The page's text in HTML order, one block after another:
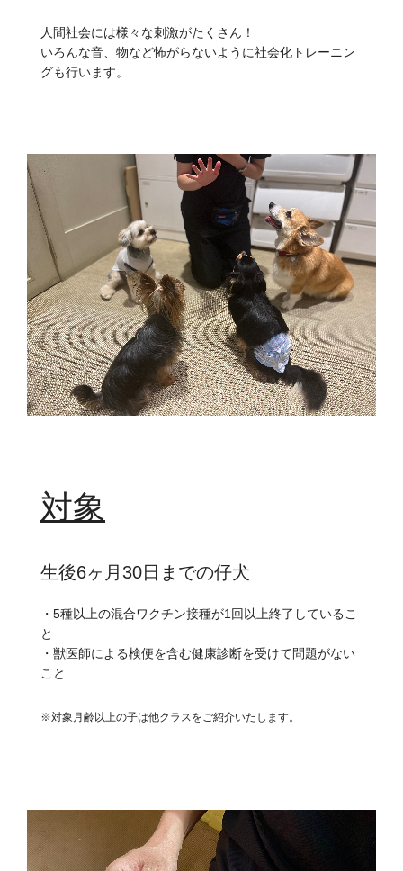
人間社会には様々な刺激がたくさん！
いろんな音、物など怖がらないように社会化トレーニン
グも行います。
対象
生後6ヶ月30日までの仔犬
・5種以上の混合ワクチン接種が1回以上終了しているこ
と
・獣医師による検便を含む健康診断を受けて問題がない
こと
※対象月齢以上の子は他クラスをご紹介いたします。